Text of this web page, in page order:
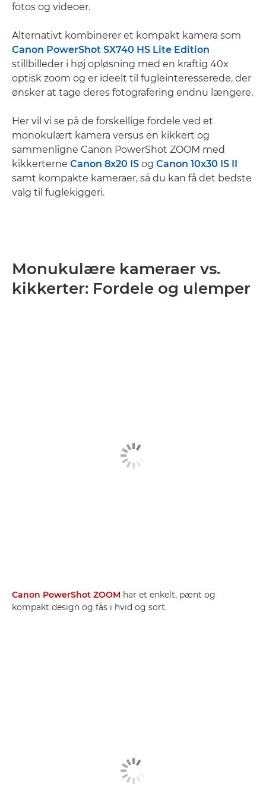
fotos og videoer.
Alternativt kombinerer et kompakt kamera som
Canon PowerShot SX740 HS Lite Edition
stillbilleder i høj opløsning med en kraftig 40x
optisk zoom og er ideelt til fugleinteresserede, der
ønsker at tage deres fotografering endnu længere.
Her vil vi se på de forskellige fordele ved et
monokulært kamera versus en kikkert og
sammenligne Canon PowerShot ZOOM med
kikkerterne Canon 8x20 IS og Canon 10x30 IS II
samt kompakte kameraer, så du kan få det bedste
valg til fuglekiggeri.
Monukulære kameraer vs.
kikkerter: Fordele og ulemper
Canon PowerShot ZOOM har et enkelt, pænt og
kompakt design og fås i hvid og sort.